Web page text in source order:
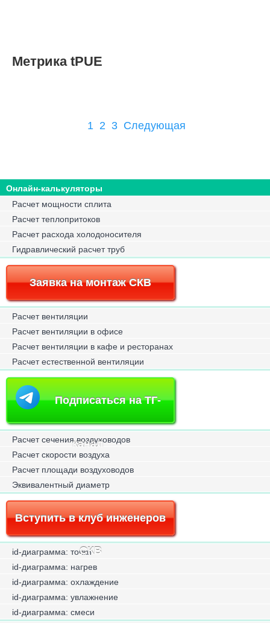
Метрика tPUE
1 2 3 Следующая
Онлайн-калькуляторы
Расчет мощности сплита
Расчет теплопритоков
Расчет расхода холодоносителя
Гидравлический расчет труб
Заявка на монтаж СКВ
Расчет вентиляции
Расчет вентиляции в офисе
Расчет вентиляции в кафе и ресторанах
Расчет естественной вентиляции
Подписаться на ТГ-
канал
Расчет сечения воздуховодов
Расчет скорости воздуха
Расчет площади воздуховодов
Эквивалентный диаметр
Вступить в клуб инженеров
СКВ
id-диаграмма: точки
id-диаграмма: нагрев
id-диаграмма: охлаждение
id-диаграмма: увлажнение
id-диаграмма: смеси